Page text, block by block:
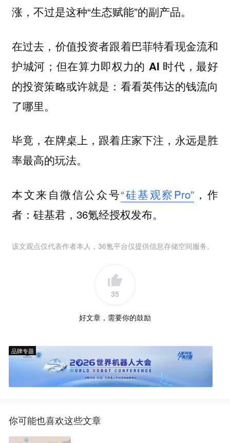
涨，不过是这种“生态赋能”的副产品。
在过去，价值投资者跟着巴菲特看现金流和
护城河；但在算力即权力的 AI 时代，最好
的投资策略或许就是：看看英伟达的钱流向
了哪里。
毕竟，在牌桌上，跟着庄家下注，永远是胜
率最高的玩法。
本文来自微信公众号“硅基观察Pro”，作
者：硅基君，36氪经授权发布。
该文观点仅代表作者本人，36氪平台仅提供信息存储空间服务。
35
好文章，需要你的鼓励
品牌专题
你可能也喜欢这些文章